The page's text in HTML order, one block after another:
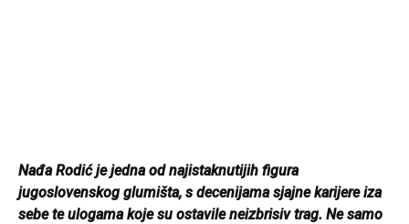
Nađa Rodić je jedna od najistaknutijih figura
jugoslovenskog glumišta, s decenijama sjajne karijere iza
sebe te ulogama koje su ostavile neizbrisiv trag. Ne samo